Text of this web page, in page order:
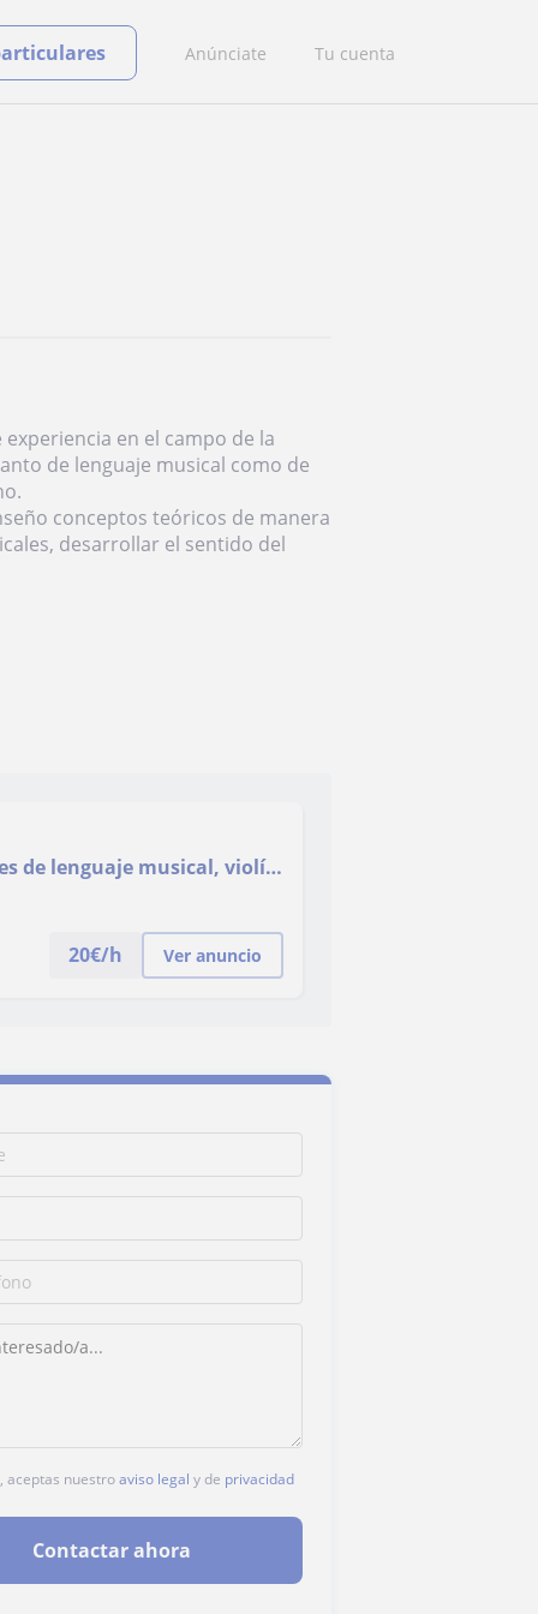
Anúnciate Tu cuenta
en el campo de la
de lenguaje musical como de
conceptos teóricos de manera
desarrollar el sentido del
de lenguaje musical, violín
20€/h Ver anuncio
aceptas nuestroaviso legal y de privacidad
Contactar ahora